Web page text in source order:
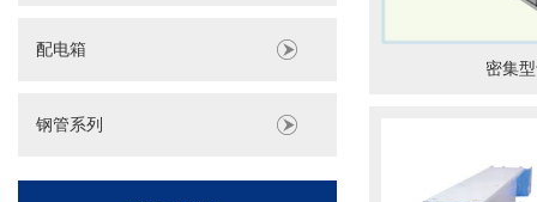
配电箱
钢管系列
密集